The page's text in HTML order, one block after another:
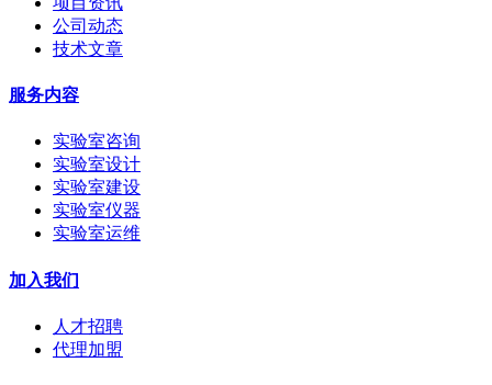
公司动态
技术文章
服务内容
实验室咨询
实验室设计
实验室建设
实验室仪器
实验室运维
加入我们
人才招聘
代理加盟